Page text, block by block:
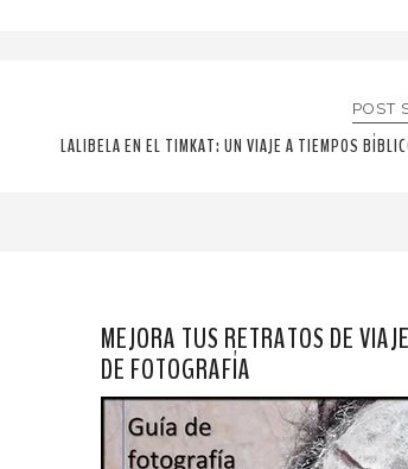
POST
LALIBELA EN EL TIMKAT: UN VIAJE A TIEMPOS
MEJORA TUS RETRATOS DE
DE FOTOGRAFÍA